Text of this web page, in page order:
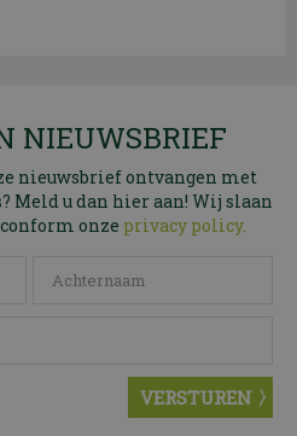
NIEUWSBRIEF
nieuwsbrief ontvangen met
Meld u dan hier aan! Wij slaan
conform onze privacy policy.